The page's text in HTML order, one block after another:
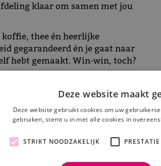
klaar om samen met jou
thee én heerlijke
gegarandeerd én je gaat naar
hebt gemaakt. Win-win, toch?
als je 'm toch wil hebben,
korting: normaal €15,49, nu
dan meteen in!
Deze website maakt
Deze website gebruikt cookies om uw
gebruiken, stemt u in met alle cookies in
STRIKT NOODZAKELIJK PRESTATIE